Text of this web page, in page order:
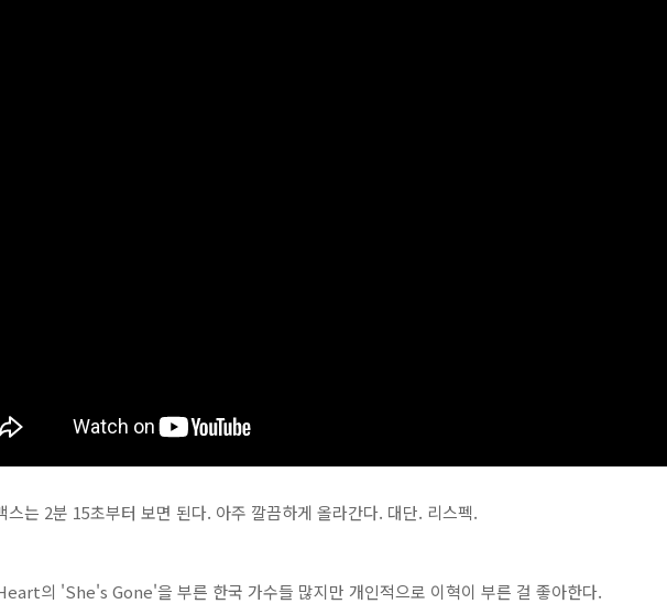
스는 2분 15초부터 보면 된다. 아주 깔끔하게 올라간다. 대단. 리스펙.
의 'She's Gone'을 부른 한국 가수들 많지만 개인적으로 이혁이 부른 걸 좋아한다.